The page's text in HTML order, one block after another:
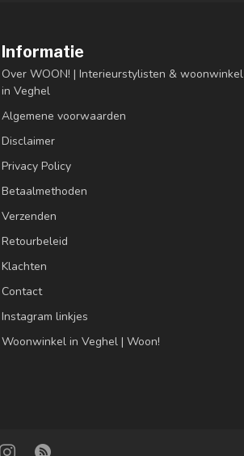
Informatie
Over WOON! | Interieurstylisten & woonwinkel
in Veghel
Algemene voorwaarden
Disclaimer
Privacy Policy
Betaalmethoden
Verzenden
Retourbeleid
Klachten
Contact
Instagram linkjes
Woonwinkel in Veghel | Woon!